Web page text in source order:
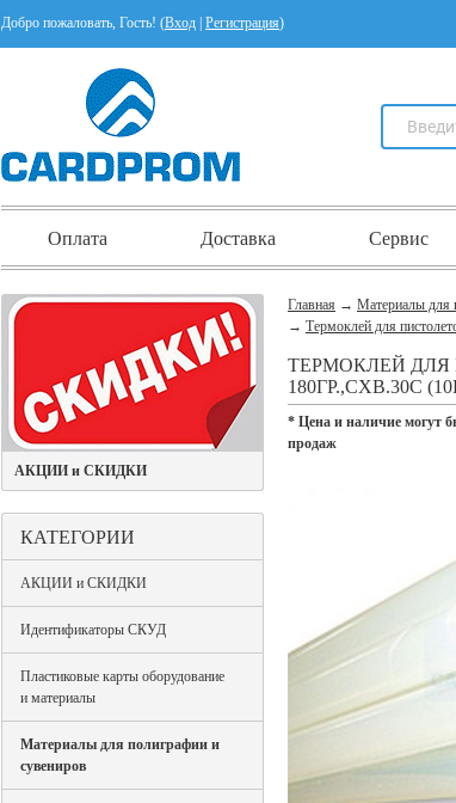
Добро пожаловать, Гость! (Вход Регистрация)
Оплата Доставка Сервис
АКЦИИ и СКИДКИ
КАТЕГОРИИ
АКЦИИ и СКИДКИ
Идентификаторы СКУД
Пластиковые карты оборудование
и материалы
Материалы для полиграфии и
сувениров
Главная → Материалы для
→ Термоклей для
ТЕРМОКЛЕЙ ДЛЯ
180ГР.,СХВ.30С
* Цена и наличие могут
продаж